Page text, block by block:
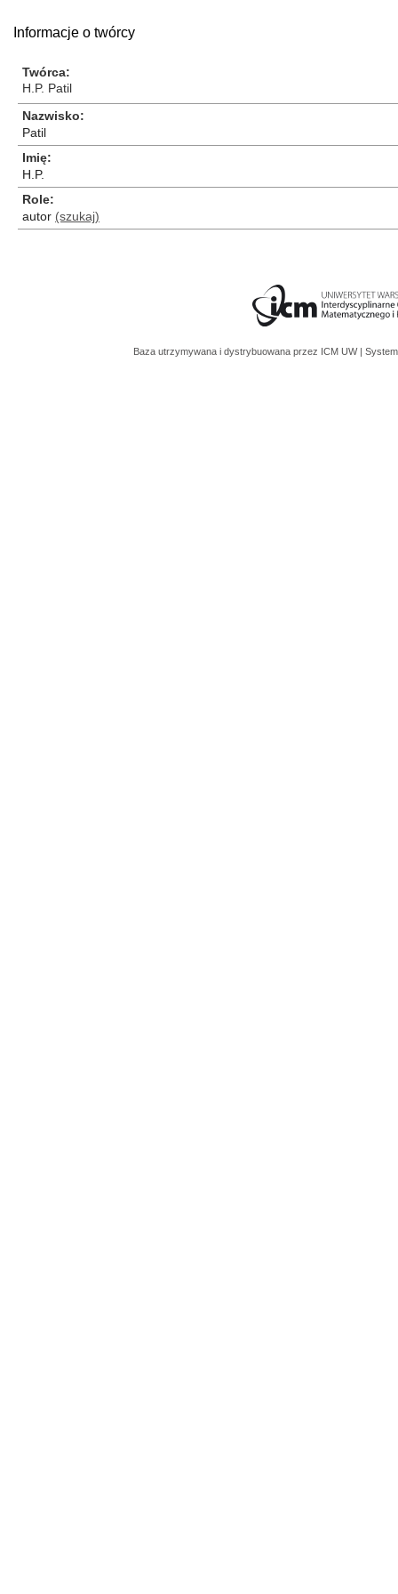
Informacje o twórcy
Twórca
H.P. Patil
Nazwisko
Patil
Imię
H.P.
Role
autor (szukaj)
Baza utrzymywana i dystrybuowana przez ICM UW |